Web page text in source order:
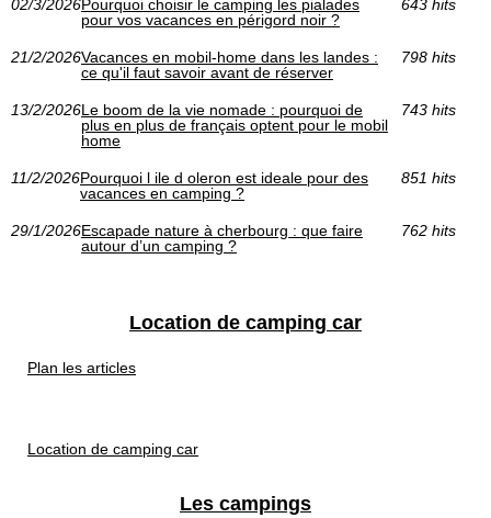
02/3/2026Pourquoi choisir le camping les pialades
pour vos vacances en périgord noir ?
643 hits
21/2/2026Vacances en mobil-home dans les landes :
ce qu'il faut savoir avant de réserver
798 hits
13/2/2026Le boom de la vie nomade : pourquoi de
plus en plus de français optent pour le mobil
home
743 hits
11/2/2026Pourquoi l ile d oleron est ideale pour des
vacances en camping ?
851 hits
29/1/2026Escapade nature à cherbourg : que faire
autour d’un camping ?
762 hits
Location de camping car
Plan les articles
Location de camping car
Les campings